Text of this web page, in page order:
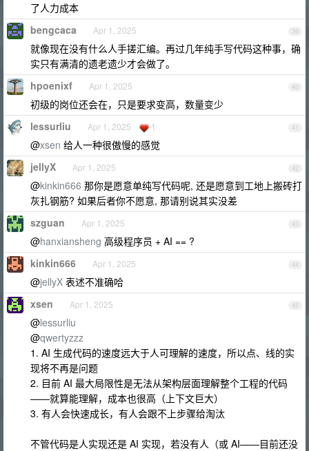
了人力成本
39
bengcaca Apr 1, 2025
就像现在没有什么人手搓汇编。再过几年纯手写代码这种事，确
实只有满清的遗老遗少才会做了。
40
hpoenixf Apr 1, 2025
初级的岗位还会在，只是要求变高，数量变少
41
lessurliu Apr 1, 2025 1
@xsen 给人一种很傲慢的感觉
42
jellyX Apr 1, 2025
@kinkin666 那你是愿意单纯写代码呢, 还是愿意到工地上搬砖打
灰扎钢筋? 如果后者你不愿意, 那请别说其实没差
43
szguan Apr 1, 2025
@hanxiansheng 高级程序员 + AI == ?
44
kinkin666 Apr 1, 2025
@jellyX 表述不准确哈
45
xsen Apr 1, 2025
@lessurliu
@qwertyzzz
1. AI 生成代码的速度远大于人可理解的速度，所以点、线的实
现将不再是问题
2. 目前 AI 最大局限性是无法从架构层面理解整个工程的代码
——就算能理解，成本也很高（上下文巨大）
3. 有人会快速成长，有人会跟不上步骤给淘汰
不管代码是人实现还是 AI 实现，若没有人（或 AI——目前还没